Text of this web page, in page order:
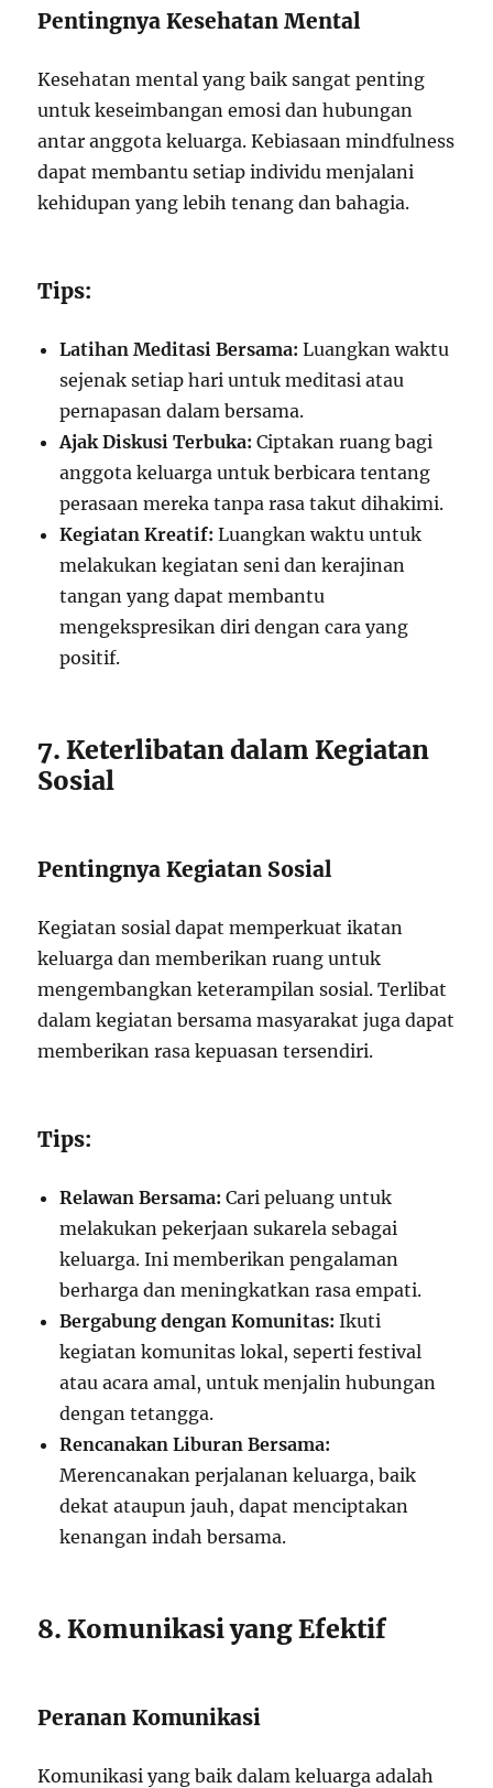
Pentingnya Kesehatan Mental
Kesehatan mental yang baik sangat penting
untuk keseimbangan emosi dan hubungan
antar anggota keluarga. Kebiasaan mindfulness
dapat membantu setiap individu menjalani
kehidupan yang lebih tenang dan bahagia.
Tips:
Latihan Meditasi Bersama: Luangkan waktu
sejenak setiap hari untuk meditasi atau
pernapasan dalam bersama.
Ajak Diskusi Terbuka: Ciptakan ruang bagi
anggota keluarga untuk berbicara tentang
perasaan mereka tanpa rasa takut dihakimi.
Kegiatan Kreatif: Luangkan waktu untuk
melakukan kegiatan seni dan kerajinan
tangan yang dapat membantu
mengekspresikan diri dengan cara yang
positif.
7. Keterlibatan dalam Kegiatan
Sosial
Pentingnya Kegiatan Sosial
Kegiatan sosial dapat memperkuat ikatan
keluarga dan memberikan ruang untuk
mengembangkan keterampilan sosial. Terlibat
dalam kegiatan bersama masyarakat juga dapat
memberikan rasa kepuasan tersendiri.
Tips:
Relawan Bersama: Cari peluang untuk
melakukan pekerjaan sukarela sebagai
keluarga. Ini memberikan pengalaman
berharga dan meningkatkan rasa empati.
Bergabung dengan Komunitas: Ikuti
kegiatan komunitas lokal, seperti festival
atau acara amal, untuk menjalin hubungan
dengan tetangga.
Rencanakan Liburan Bersama:
Merencanakan perjalanan keluarga, baik
dekat ataupun jauh, dapat menciptakan
kenangan indah bersama.
8. Komunikasi yang Efektif
Peranan Komunikasi
Komunikasi yang baik dalam keluarga adalah